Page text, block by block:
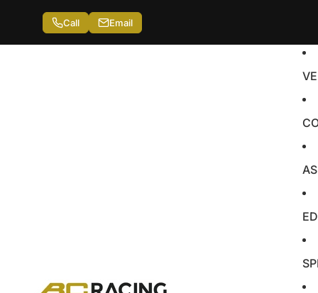
Call Email